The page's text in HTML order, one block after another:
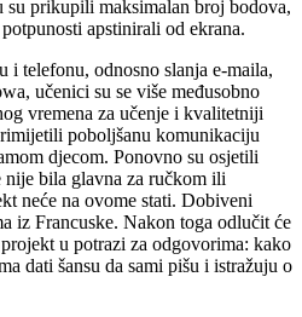
prikupili maksimalan broj bodova,
apstinirali od ekrana.
i telefonu, odnosno slanja e-maila,
učenici su se više međusobno
vremena za učenje i kvalitetniji
poboljšanu komunikaciju
djecom. Ponovno su osjetili
bila glavna za ručkom ili
neće na ovome stati. Dobiveni
iz Francuske. Nakon toga odlučit će
u potrazi za odgovorima: kako
dati šansu da sami pišu i istražuju o